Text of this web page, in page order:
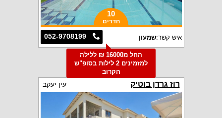
10
חדרים
052-9708199 איש קשר:שמעון
החל מ16000 ₪ ללילה
למזמינים 2 לילות בסופ"ש
הקרוב
רוז גרדן בוטיק עין יעקב